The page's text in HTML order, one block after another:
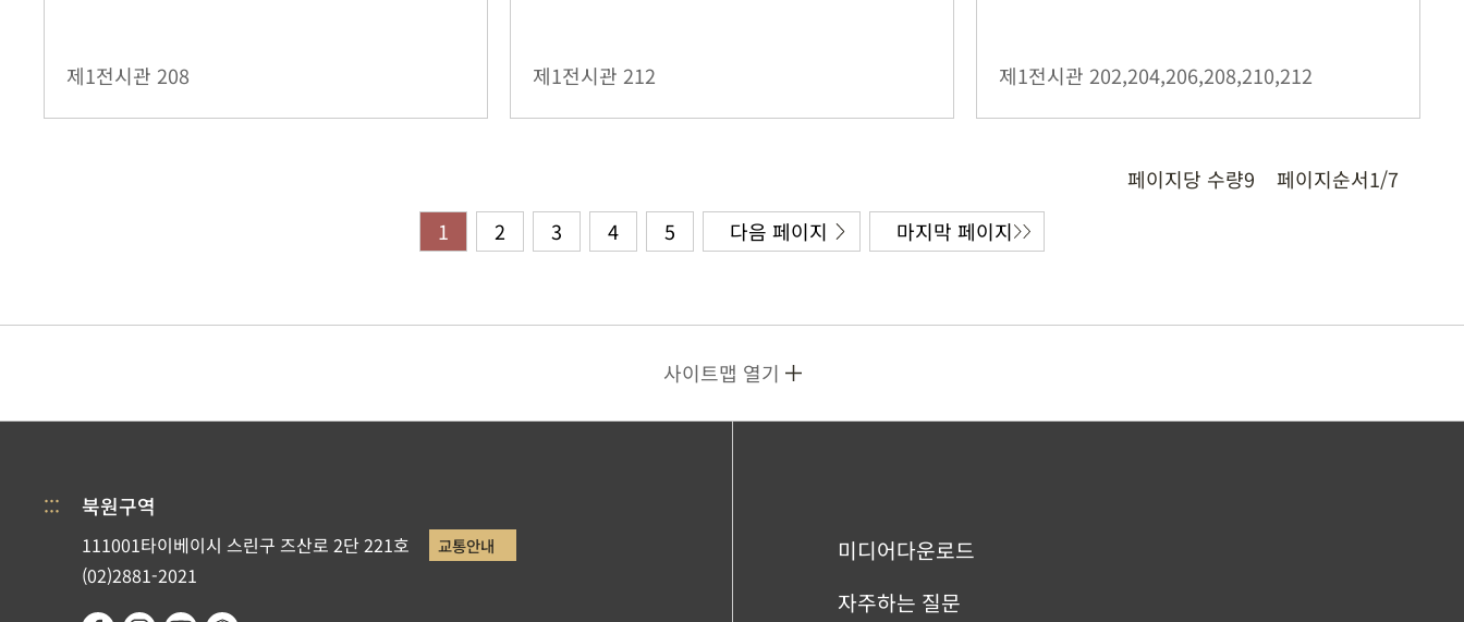
제1전시관 208 제1전시관 212 제1전시관 202,204,206,208,210,212
페이지당 수량9 페이지순서1/7
1
2 3 4 5 다음 페이지 마지막 페이지
사이트맵 열기
::: 북원구역
111001타이베이시 스린구 즈산로 2단 221호 교통안내
(02)2881-2021
미디어다운로드
자주하는 질문